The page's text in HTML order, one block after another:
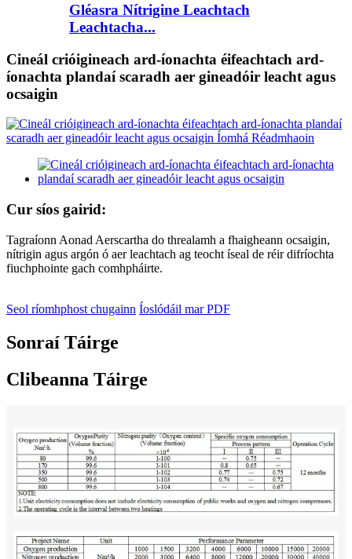
Gléasra Nítrigine Leachtach
Leachtacha...
Cineál crióigineach ard-íonachta éifeachtach ard-
íonachta plandaí scaradh aer gineadóir leacht agus
ocsaigin
Cur síos gairid:
Tagraíonn Aonad Aerscartha do threalamh a fhaigheann ocsaigin,
nítrigin agus argón ó aer leachtach ag teocht íseal de réir difríochta
fiuchphointe gach comhpháirte.
Seol ríomhphost chugainn Íoslódáil mar PDF
Sonraí Táirge
Clibeanna Táirge